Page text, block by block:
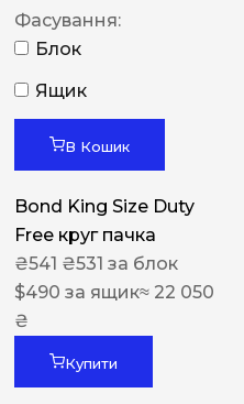
Фасування:
Блок
Ящик
В Кошик
Bond King Size Duty
Free круг пачка
₴541 ₴531 за блок
$490 за ящик≈ 22 050
₴
Купити